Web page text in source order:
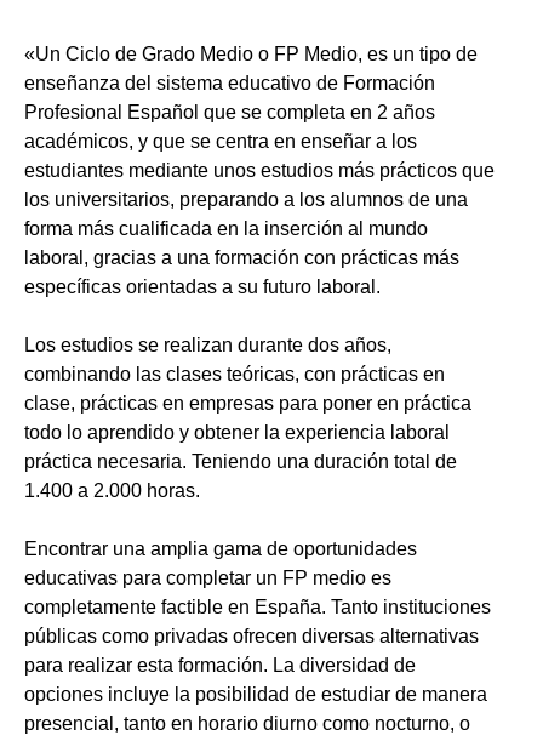
«Un Ciclo de Grado Medio o FP Medio, es un tipo de
enseñanza del sistema educativo de Formación
Profesional Español que se completa en 2 años
académicos, y que se centra en enseñar a los
estudiantes mediante unos estudios más prácticos que
los universitarios, preparando a los alumnos de una
forma más cualificada en la inserción al mundo
laboral, gracias a una formación con prácticas más
específicas orientadas a su futuro laboral.
Los estudios se realizan durante dos años,
combinando las clases teóricas, con prácticas en
clase, prácticas en empresas para poner en práctica
todo lo aprendido y obtener la experiencia laboral
práctica necesaria. Teniendo una duración total de
1.400 a 2.000 horas.
Encontrar una amplia gama de oportunidades
educativas para completar un FP medio es
completamente factible en España. Tanto instituciones
públicas como privadas ofrecen diversas alternativas
para realizar esta formación. La diversidad de
opciones incluye la posibilidad de estudiar de manera
presencial, tanto en horario diurno como nocturno, o